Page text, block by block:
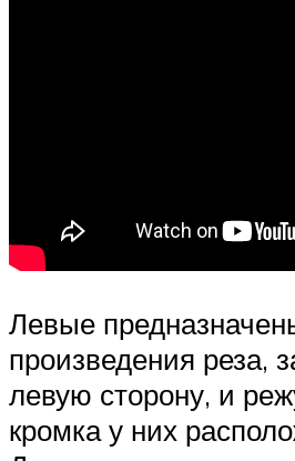
Левые
произведения реза,
левую сторону, и
кромка у них